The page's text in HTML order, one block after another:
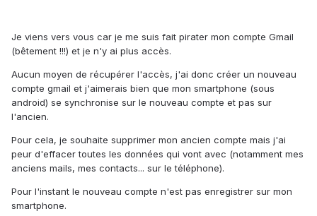
Je viens vers vous car je me suis fait pirater mon compte Gmail
(bêtement !!!) et je n'y ai plus accès.
Aucun moyen de récupérer l'accès, j'ai donc créer un nouveau
compte gmail et j'aimerais bien que mon smartphone (sous
android) se synchronise sur le nouveau compte et pas sur
l'ancien.
Pour cela, je souhaite supprimer mon ancien compte mais j'ai
peur d'effacer toutes les données qui vont avec (notamment mes
anciens mails, mes contacts... sur le téléphone).
Pour l'instant le nouveau compte n'est pas enregistrer sur mon
smartphone.